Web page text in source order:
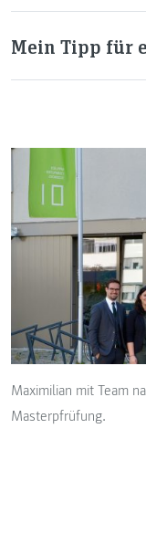
Mein Tipp für
Maximilian mit Team
Masterpfrüfung.